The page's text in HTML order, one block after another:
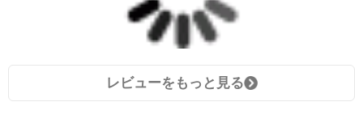
レビューをもっと見る